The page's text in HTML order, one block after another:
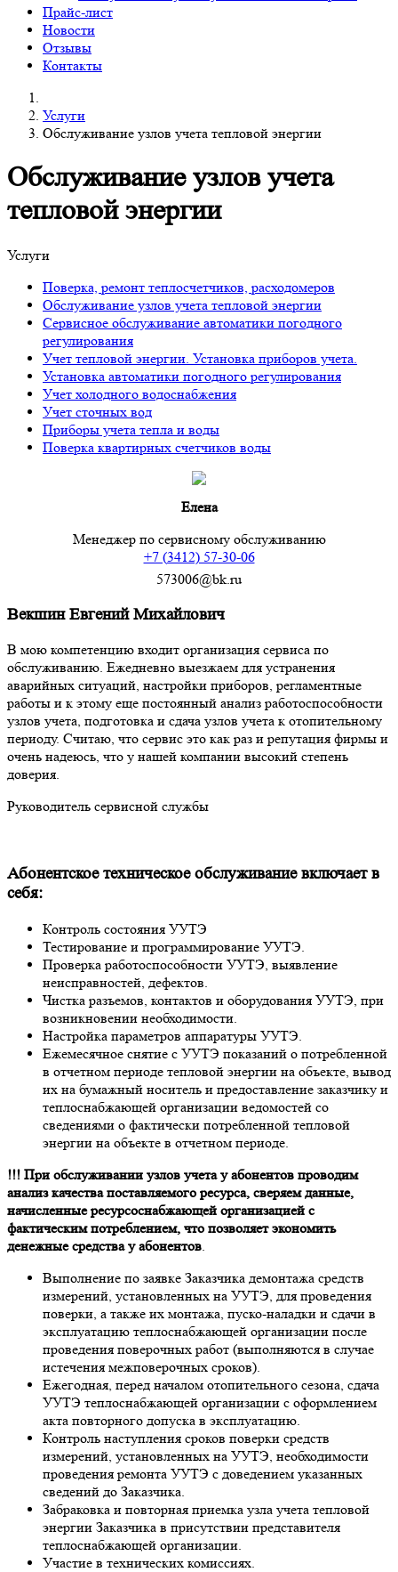
Прайс-лист
Новости
Отзывы
Контакты
Услуги
Обслуживание узлов учета тепловой энергии
Обслуживание узлов учета
тепловой энергии
Услуги
Поверка, ремонт теплосчетчиков, расходомеров
Обслуживание узлов учета тепловой энергии
Сервисное обслуживание автоматики погодного
регулирования
Учет тепловой энергии. Установка приборов учета.
Установка автоматики погодного регулирования
Учет холодного водоснабжения
Учет сточных вод
Приборы учета тепла и воды
Поверка квартирных счетчиков воды
Елена
Менеджер по сервисному обслуживанию
+7 (3412) 57-30-06
573006@bk.ru
Векшин Евгений Михайлович
В мою компетенцию входит организация сервиса по
обслуживанию. Ежедневно выезжаем для устранения
аварийных ситуаций, настройки приборов, регламентные
работы и к этому еще постоянный анализ работоспособности
узлов учета, подготовка и сдача узлов учета к отопительному
периоду. Считаю, что сервис это как раз и репутация фирмы и
очень надеюсь, что у нашей компании высокий степень
доверия.
Руководитель сервисной службы
Абонентское техническое обслуживание включает в
себя:
Контроль состояния УУТЭ
Тестирование и программирование УУТЭ.
Проверка работоспособности УУТЭ, выявление
неисправностей, дефектов.
Чистка разъемов, контактов и оборудования УУТЭ, при
возникновении необходимости.
Настройка параметров аппаратуры УУТЭ.
Ежемесячное снятие с УУТЭ показаний о потребленной
в отчетном периоде тепловой энергии на объекте, вывод
их на бумажный носитель и предоставление заказчику и
теплоснабжающей организации ведомостей со
сведениями о фактически потребленной тепловой
энергии на объекте в отчетном периоде.
!!! При обслуживании узлов учета у абонентов проводим
анализ качества поставляемого ресурса, сверяем данные,
начисленные ресурсоснабжающей организацией с
фактическим потреблением, что позволяет экономить
денежные средства у абонентов
Выполнение по заявке Заказчика демонтажа средств
измерений, установленных на УУТЭ, для проведения
поверки, а также их монтажа, пуско-наладки и сдачи в
эксплуатацию теплоснабжающей организации после
проведения поверочных работ (выполняются в случае
истечения межповерочных сроков).
Ежегодная, перед началом отопительного сезона, сдача
УУТЭ теплоснабжающей организации с оформлением
акта повторного допуска в эксплуатацию.
Контроль наступления сроков поверки средств
измерений, установленных на УУТЭ, необходимости
проведения ремонта УУТЭ с доведением указанных
сведений до Заказчика.
Забраковка и повторная приемка узла учета тепловой
энергии Заказчика в присутствии представителя
теплоснабжающей организации.
Участие в технических комиссиях.